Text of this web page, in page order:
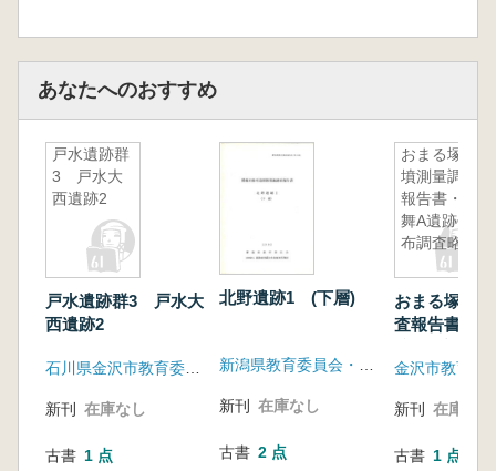
あなたへのおすすめ
戸水遺跡群
3 戸水大
西遺跡2
戸水遺跡群3 戸水大
西遺跡2
石川県金沢市教育委員会
新刊 在庫なし
古書 1 点
北野遺跡1 (下層)
新刊 在庫なし
古書 2 点
おまる塚古
墳測量調査
報告書・笠
舞A遺跡分
布調査略報
おまる塚古
査報告書・
金沢市教育委
新刊 在庫なし
古書 1 点